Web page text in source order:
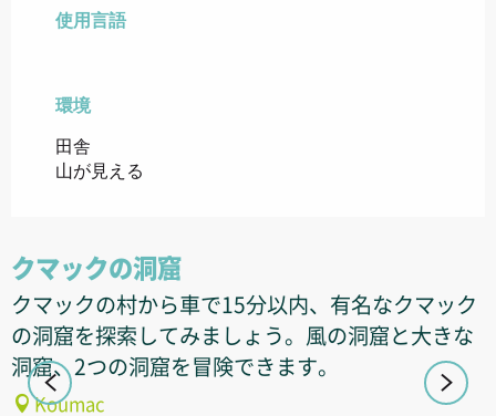
使用言語
使用言語
環境
環境
田舎
山が見える
クマックの洞窟
クマックの村から車で15分以内、有名なクマック
の洞窟を探索してみましょう。風の洞窟と大きな
洞窟、2つの洞窟を冒険できます。
Koumac